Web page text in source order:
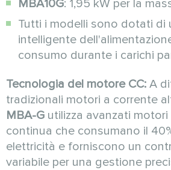
MBA10G: 1,95 kW per la
Tutti i modelli sono dotati di
intelligente
consumo durante i carichi
Tecnologia del motore CC: A
tradizionali motori a corrente
MBA-G utilizza avanzati
continua che consumano il
elettricità e forniscono un
variabile per una gestione